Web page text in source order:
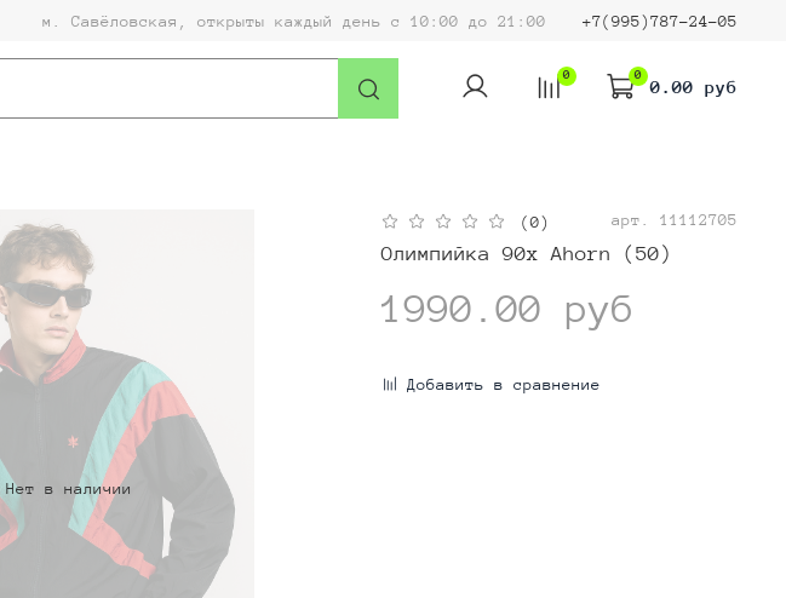
м. Савёловская, открыты каждый день с 10:00 до 21:00 +7(995)787-24-05
0 0
0.00 руб
Нет в наличии
(0) арт. 11112705
Олимпийка 90x Ahorn (50)
1990.00 руб
Добавить в сравнение